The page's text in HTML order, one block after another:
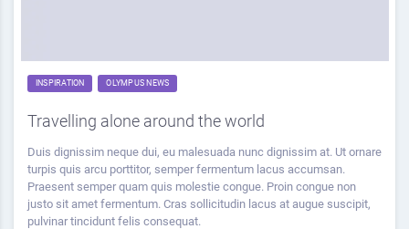
INSPIRATION OLYMPUS NEWS
Travelling alone around the world
Duis dignissim neque dui, eu malesuada nunc dignissim at. Ut ornare
turpis quis arcu porttitor, semper fermentum lacus accumsan.
Praesent semper quam quis molestie congue. Proin congue non
justo sit amet fermentum. Cras sollicitudin lacus at augue suscipit,
pulvinar tincidunt felis consequat.